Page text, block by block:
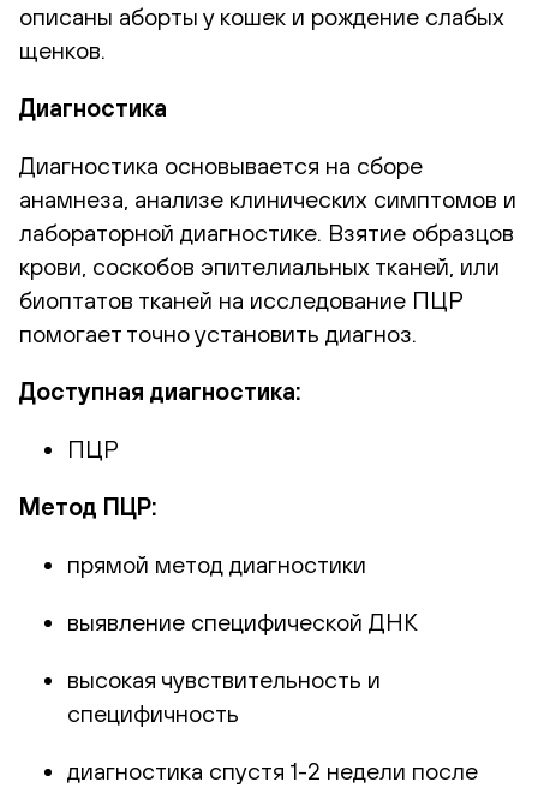
описаны аборты у кошек и рождение слабых
щенков.
Диагностика
Диагностика основывается на сборе
анамнеза, анализе клинических симптомов и
лабораторной диагностике. Взятие образцов
крови, соскобов эпителиальных тканей, или
биоптатов тканей на исследование ПЦР
помогает точно установить диагноз.
Доступная диагностика:
ПЦР
Метод ПЦР:
прямой метод диагностики
выявление специфической ДНК
высокая чувствительность и
специфичность
диагностика спустя 1-2 недели после